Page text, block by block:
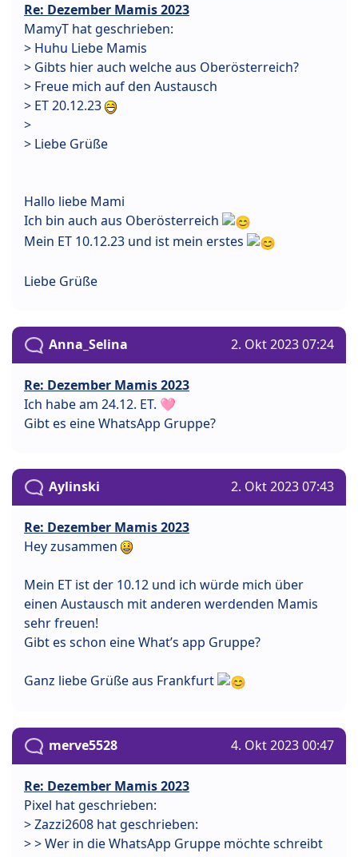
Re: Dezember Mamis 2023
MamyT hat geschrieben:
> Huhu Liebe Mamis
> Gibts hier auch welche aus Oberösterreich?
> Freue mich auf den Austausch
> ET 20.12.23
>
> Liebe Grüße
Hallo liebe Mami
Ich bin auch aus Oberösterreich
Mein ET 10.12.23 und ist mein erstes
Liebe Grüße
Anna_Selina 2. Okt 2023 07:24
Re: Dezember Mamis 2023
Ich habe am 24.12. ET. 🩷
Gibt es eine WhatsApp Gruppe?
Aylinski 2. Okt 2023 07:43
Re: Dezember Mamis 2023
Hey zusammen
Mein ET ist der 10.12 und ich würde mich über
einen Austausch mit anderen werdenden Mamis
sehr freuen!
Gibt es schon eine What’s app Gruppe?
Ganz liebe Grüße aus Frankfurt
merve5528 4. Okt 2023 00:47
Re: Dezember Mamis 2023
Pixel hat geschrieben:
> Zazzi2608 hat geschrieben:
> > Wer in die WhatsApp Gruppe möchte schreibt